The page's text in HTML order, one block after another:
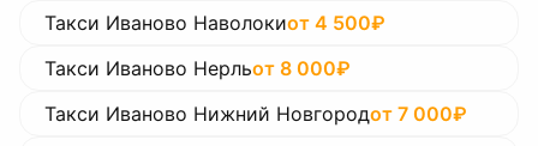
Такси Иваново Наволокиот 4 500₽
Такси Иваново Нерльот 8 000₽
Такси Иваново Нижний Новгородот 7 000₽